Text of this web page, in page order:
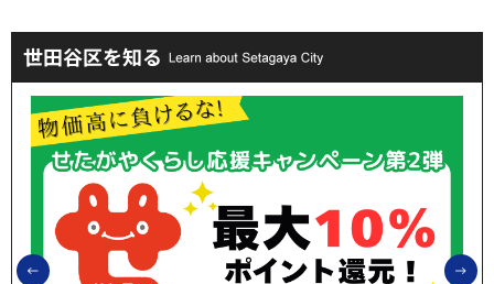
世田谷区を知る
前のスライドを表示